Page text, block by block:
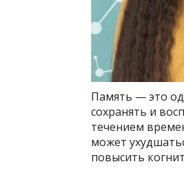
Память — это
сохранять и
течением
может
повысить